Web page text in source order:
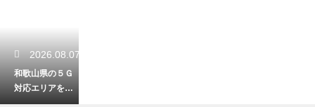
2026.08.07
和歌山県の５Ｇ
対応エリアを解
説！快適な通信